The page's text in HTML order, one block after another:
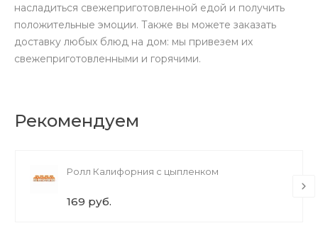
насладиться свежеприготовленной едой и получить
положительные эмоции. Также вы можете заказать
доставку любых блюд на дом: мы привезем их
свежеприготовленными и горячими.
Рекомендуем
Ролл Калифорния с цыпленком
169 руб.